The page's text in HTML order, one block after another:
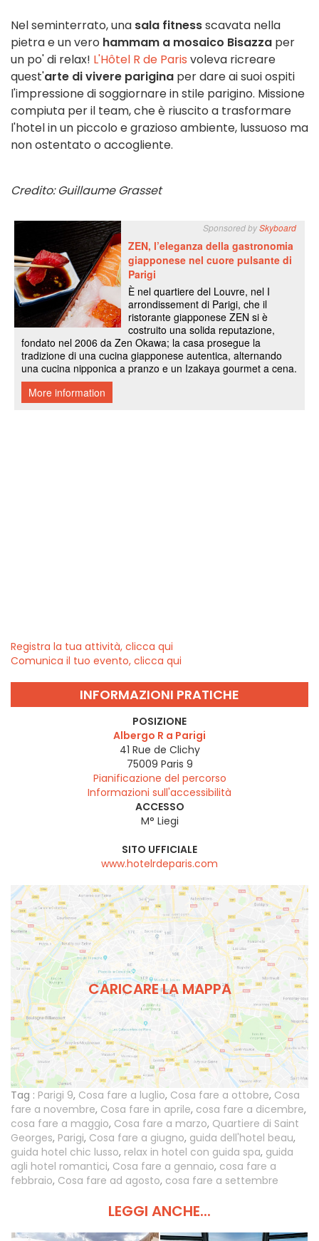
Nel seminterrato, una sala fitnessscavata nella
pietra e un vero hammam a mosaico Bisazza per
un po' di relax! L'Hôtel R de Paris voleva ricreare
quest'arte di vivere parigina per dare ai suoi ospiti
l'impressione di soggiornare in stile parigino. Missione
compiuta per il team, che è riuscito a trasformare
l'hotel in un piccolo e grazioso ambiente, lussuoso ma
non ostentato o accogliente.
Credito: Guillaume Grasset
Registra la tua attività, clicca qui
Comunica il tuo evento, clicca qui
INFORMAZIONI PRATICHE
POSIZIONE
Albergo R a Parigi
41 Rue de Clichy
75009 Paris 9
Pianificazione del percorso
Informazioni sull'accessibilità
ACCESSO
M° Liegi
SITO UFFICIALE
www.hotelrdeparis.com
CARICARE LA MAPPA
Tag : Parigi 9, Cosa fare a luglio, Cosa fare a ottobre, Cosa
fare a novembre, Cosa fare in aprile, cosa fare a dicembre,
cosa fare a maggio, Cosa fare a marzo, Quartiere di Saint
Georges, Parigi, Cosa fare a giugno, guida dell'hotel beau,
guida hotel chic lusso, relax in hotel con guida spa, guida
agli hotel romantici, Cosa fare a gennaio, cosa fare a
febbraio, Cosa fare ad agosto, cosa fare a settembre
LEGGI ANCHE...